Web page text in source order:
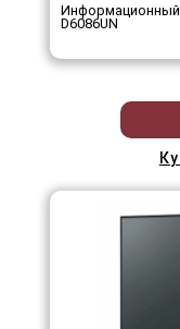
Информационный
D6086UN